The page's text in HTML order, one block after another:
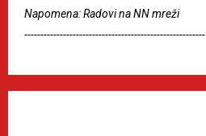
Napomena: Radovi na NN mreži
--------------------------------------------------------